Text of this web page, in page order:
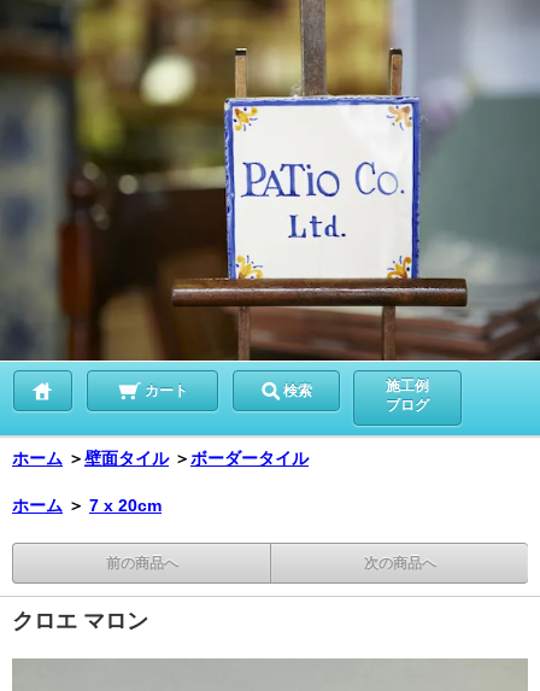
カート 検索
施工例
ブログ
ホーム ＞壁面タイル ＞ボーダータイル
ホーム ＞ 7 x 20cm
前の商品へ 次の商品へ
クロエ マロン